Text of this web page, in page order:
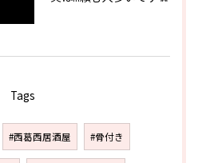
Tags
#西葛西居酒屋 #骨付き